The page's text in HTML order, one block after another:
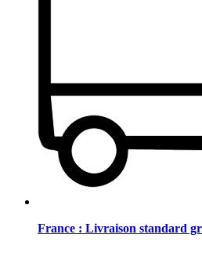
France : Livraison standard